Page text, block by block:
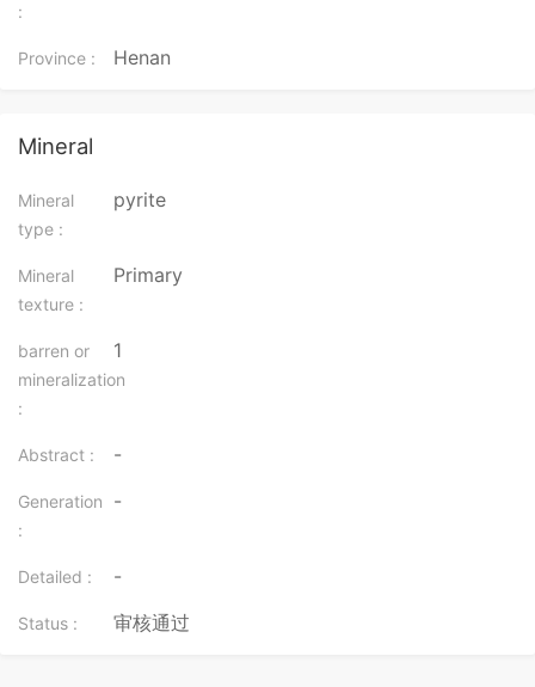
:
Province : Henan
Mineral
Mineral
type :
pyrite
Mineral
texture :
Primary
barren or
mineralization
:
1
Abstract : -
Generation
:
-
Detailed : -
Status : 审核通过